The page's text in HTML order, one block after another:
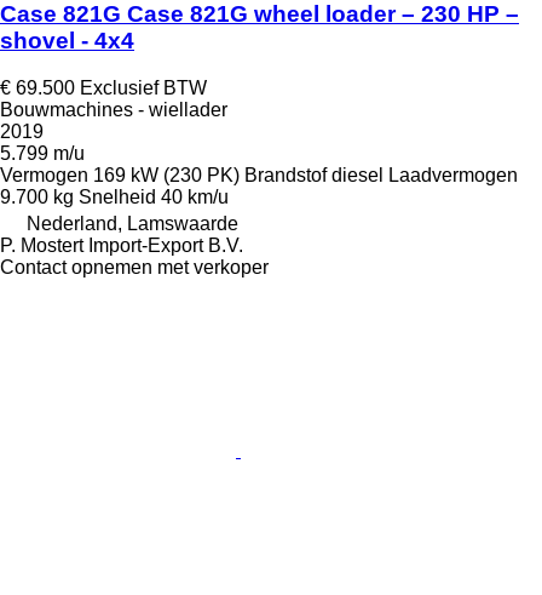
Case 821G Case 821G wheel loader – 230 HP –
shovel - 4x4
€ 69.500 Exclusief BTW
Bouwmachines - wiellader
2019
5.799 m/u
Vermogen 169 kW (230 PK) Brandstof diesel
Laadvermogen
9.700 kg Snelheid 40 km/u
Nederland, Lamswaarde
P. Mostert Import-Export B.V.
Contact opnemen met verkoper